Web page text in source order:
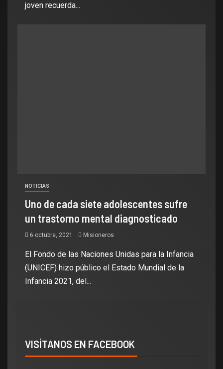
joven recuerda...
NOTICIAS
Uno de cada siete adolescentes sufre
un trastorno mental diagnosticado
6 octubre, 2021 Misioneros
El Fondo de las Naciones Unidas para la Infancia
(UNICEF) hizo público el Estado Mundial de la
Infancia 2021, del...
VISÍTANOS EN FACEBOOK